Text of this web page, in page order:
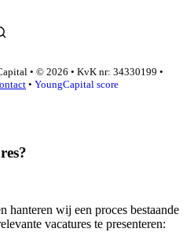
• © 2026 • KvK nr: 34330199 •
• YoungCapital score
hanteren wij een proces bestaande
vacatures te presenteren: